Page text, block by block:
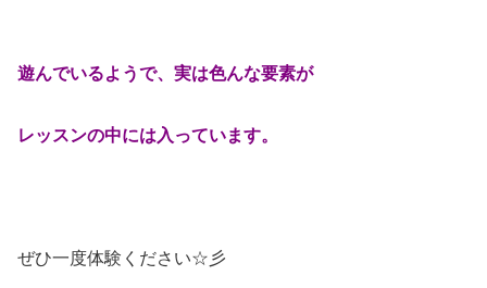
遊んでいるようで、実は色んな要素が
レッスンの中には入っています。
ぜひ一度体験ください☆彡